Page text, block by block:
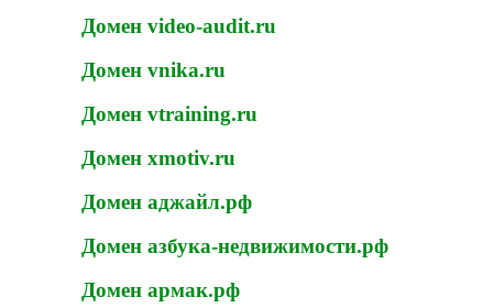
Домен video-audit.ru
Домен vnika.ru
Домен vtraining.ru
Домен xmotiv.ru
Домен аджайл.рф
Домен азбука-недвижимости.рф
Домен армак.рф